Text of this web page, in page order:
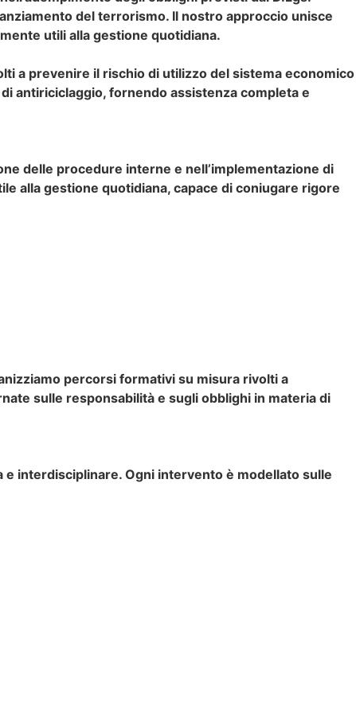
del terrorismo. Il nostro approccio unisce
utili alla gestione quotidiana.
a prevenire il rischio di utilizzo del sistema economico
antiriciclaggio, fornendo assistenza completa e
delle procedure interne e nell’implementazione di
alla gestione quotidiana, capace di coniugare rigore
percorsi formativi su misura rivolti a
sulle responsabilità e sugli obblighi in materia di
interdisciplinare. Ogni intervento è modellato sulle